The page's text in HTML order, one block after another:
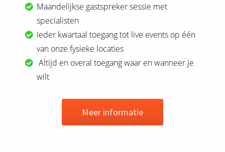
Maandelijkse gastspreker sessie met
specialisten
Ieder kwartaal toegang tot live events op één
van onze fysieke locaties
Altijd en overal toegang waar en wanneer je
wilt
Meer informatie